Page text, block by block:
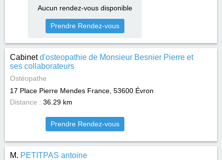
Aucun rendez-vous disponible
Prendre Rendez-vous
Cabinetd'osteopathie de Monsieur Besnier Pierre et
ses collaborateurs
Ostéopathe
17 Place Pierre Mendes France, 53600 Évron
Distance : 36.29 km
Prendre Rendez-vous
M. PETITPAS antoine